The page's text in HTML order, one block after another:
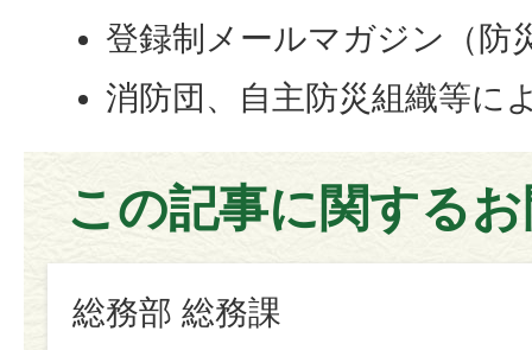
登録制メールマガジン（防
消防団、自主防災組織等に
この記事に関する
総務部 総務課